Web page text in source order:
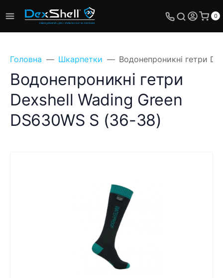
0
Головна Шкарпетки Водонепроникні гетри
Водонепроникні гетри
Dexshell Wading Green
DS630WS S (36-38)